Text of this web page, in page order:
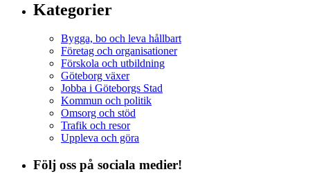
Kategorier
Bygga, bo och leva hållbart
Företag och organisationer
Förskola och utbildning
Göteborg växer
Jobba i Göteborgs Stad
Kommun och politik
Omsorg och stöd
Trafik och resor
Uppleva och göra
Följ oss på sociala medier!